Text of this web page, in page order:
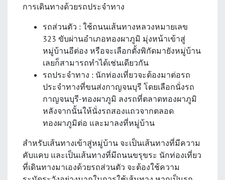
การเดินทางด้วยรถประจำทาง
รถส่วนตัว : ใช้ถนนเส้นทางหลวงหมายเลข
323 ขับผ่านอำเภอทองผาภูมิ มุ่งหน้าเข้าสู่
หมู่บ้านอีต่อง หรือจะเลือกตั้งพิกัดมายังหมู่บ้าน
เลยก็สามารถทำได้เช่นเดียวกัน
รถประจำทาง : นักท่องเที่ยวจะต้องมาต่อรถ
ประจำทางที่ขนส่งกาญจนบุรี โดยเลือกนั่งรถ
กาญจนบุรี-ทองผาภูมิ ลงรถที่ตลาดทองผาภูมิ
หลังจากนั้นให้นั่งรถสองแถวจากตลอด
ทองผาภูมิต่อ และมาลงที่หมู่บ้าน
สำหรับเส้นทางเข้าสู่หมู่บ้าน จะเป็นเส้นทางที่มีความ
คับแคบ และเป็นเส้นทางที่มีถนนขรุขระ นักท่องเที่ยว
ที่เดินทางมาเองด้วยรถส่วนตัว จะต้องใช้ความ